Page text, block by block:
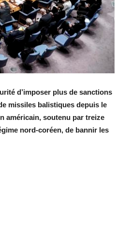
d’imposer plus de sanctions
missiles balistiques depuis le
américain, soutenu par treize
nord-coréen, de bannir les